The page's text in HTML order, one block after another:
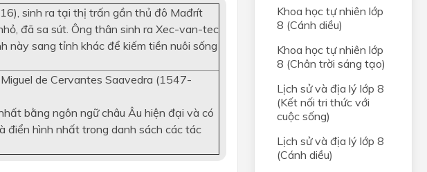
Sắc thái của tiếng cười
Những tình huống khôi hài
Yêu thương và hi vọng
Cánh cửa mở ra thế giới
sinh ra tại thị trấn gần thủ đô Mađrít
đã sa sút. Ông thân sinh ra Xec-van-tec
này sang tỉnh khác để kiếm tiền nuôi sống
de Cervantes Saavedra (1547-
bằng ngôn ngữ châu Âu hiện đại và có
điển hình nhất trong danh sách các tác
Khoa học tự nhiên lớp
8 (Cánh diều)
Khoa học tự nhiên lớp
8 (Chân trời sáng tạo)
Lịch sử và địa lý lớp 8
(Kết nối tri thức với
cuộc sống)
Lịch sử và địa lý lớp 8
(Cánh diều)